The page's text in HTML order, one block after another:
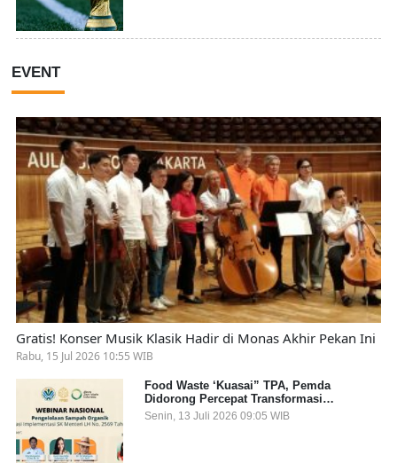
EVENT
Gratis! Konser Musik Klasik Hadir di Monas Akhir Pekan Ini
Rabu, 15 Jul 2026 10:55 WIB
Food Waste ‘Kuasai” TPA, Pemda
Didorong Percepat Transformasi
Pengelolaan Sampah Organik dari Sumber
Senin, 13 Juli 2026 09:05 WIB